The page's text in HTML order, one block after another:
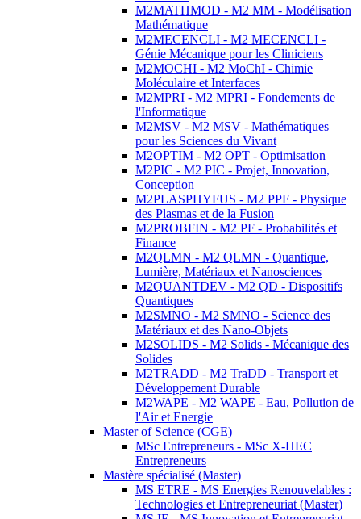
M2MATHMOD - M2 MM - Modélisation
Mathématique
M2MECENCLI - M2 MECENCLI -
Génie Mécanique pour les Cliniciens
M2MOCHI - M2 MoChI - Chimie
Moléculaire et Interfaces
M2MPRI - M2 MPRI - Fondements de
l'Informatique
M2MSV - M2 MSV - Mathématiques
pour les Sciences du Vivant
M2OPTIM - M2 OPT - Optimisation
M2PIC - M2 PIC - Projet, Innovation,
Conception
M2PLASPHYFUS - M2 PPF - Physique
des Plasmas et de la Fusion
M2PROBFIN - M2 PF - Probabilités et
Finance
M2QLMN - M2 QLMN - Quantique,
Lumière, Matériaux et Nanosciences
M2QUANTDEV - M2 QD - Dispositifs
Quantiques
M2SMNO - M2 SMNO - Science des
Matériaux et des Nano-Objets
M2SOLIDS - M2 Solids - Mécanique des
Solides
M2TRADD - M2 TraDD - Transport et
Développement Durable
M2WAPE - M2 WAPE - Eau, Pollution de
l'Air et Energie
Master of Science (CGE)
MSc Entrepreneurs - MSc X-HEC
Entrepreneurs
Mastère spécialisé (Master)
MS ETRE - MS Energies Renouvelables :
Technologies et Entrepreneuriat (Master)